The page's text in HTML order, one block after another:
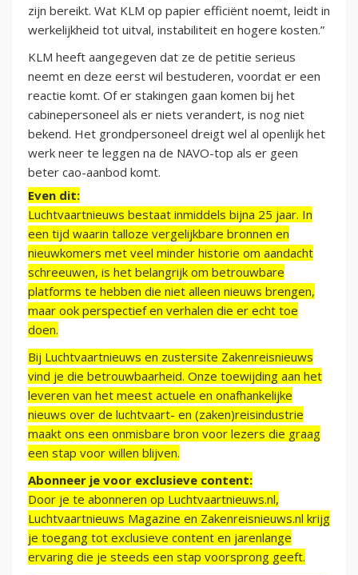
zijn bereikt. Wat KLM op papier efficiënt noemt, leidt in
werkelijkheid tot uitval, instabiliteit en hogere kosten.”
KLM heeft aangegeven dat ze de petitie serieus
neemt en deze eerst wil bestuderen, voordat er een
reactie komt. Of er stakingen gaan komen bij het
cabinepersoneel als er niets verandert, is nog niet
bekend. Het grondpersoneel dreigt wel al openlijk het
werk neer te leggen na de NAVO-top als er geen
beter cao-aanbod komt.
Even dit:
Luchtvaartnieuws bestaat inmiddels bijna 25 jaar. In
een tijd waarin talloze vergelijkbare bronnen en
nieuwkomers met veel minder historie om aandacht
schreeuwen, is het belangrijk om betrouwbare
platforms te hebben die niet alleen nieuws brengen,
maar ook perspectief en verhalen die er echt toe
doen.
Bij Luchtvaartnieuws en zustersite Zakenreisnieuws
vind je die betrouwbaarheid. Onze toewijding aan het
leveren van het meest actuele en onafhankelijke
nieuws over de luchtvaart- en (zaken)reisindustrie
maakt ons een onmisbare bron voor lezers die graag
een stap voor willen blijven.
Abonneer je voor exclusieve content:
Door je te abonneren op Luchtvaartnieuws.nl,
Luchtvaartnieuws Magazine en Zakenreisnieuws.nl krijg
je toegang tot exclusieve content en jarenlange
ervaring die je steeds een stap voorsprong geeft.